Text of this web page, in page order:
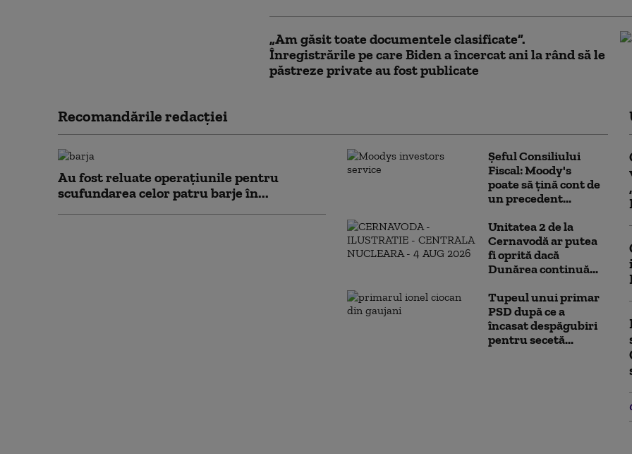
„Am găsit toate documentele clasificate”.
Înregistrările pe care Biden a încercat ani la rând să le
păstreze private au fost publicate
Recomandările redacţiei
Au fost reluate operațiunile pentru
scufundarea celor patru barje în...
Șeful Consiliului
Fiscal: Moody's
poate să țină cont de
un precedent...
Unitatea 2 de la
Cernavodă ar putea
fi oprită dacă
Dunărea continuă...
Tupeul unui primar
PSD după ce a
încasat despăgubiri
pentru secetă...